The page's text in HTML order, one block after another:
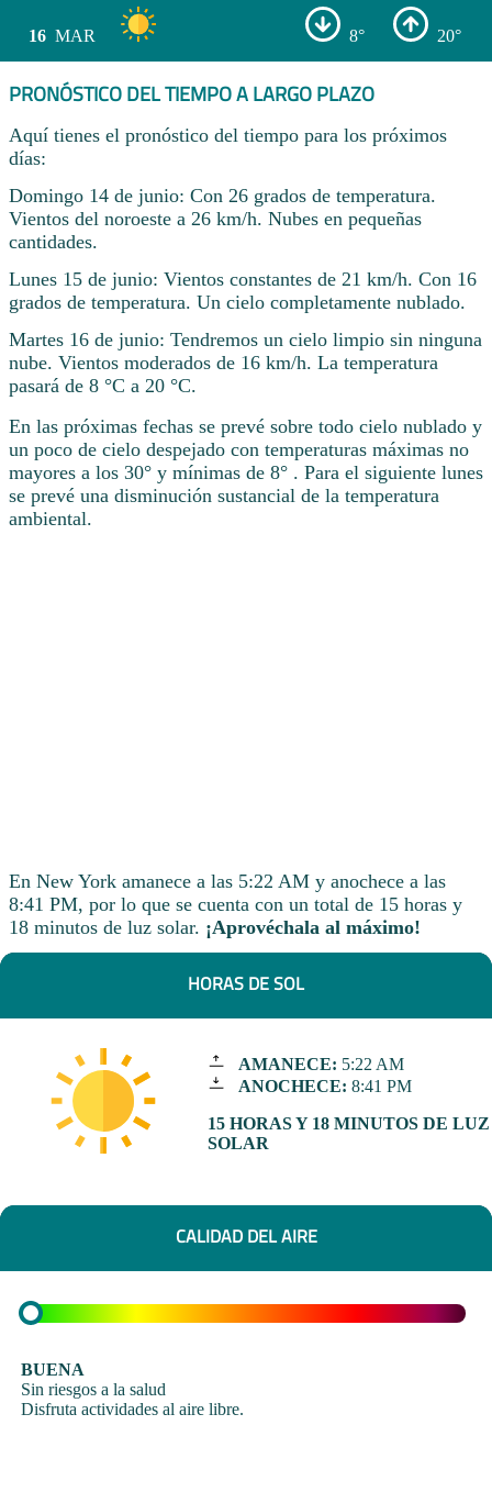
16 MAR 8° 20°
PRONÓSTICO DEL TIEMPO A LARGO PLAZO
Aquí tienes el pronóstico del tiempo para los próximos
días:
Domingo 14 de junio: Con 26 grados de temperatura.
Vientos del noroeste a 26 km/h. Nubes en pequeñas
cantidades.
Lunes 15 de junio: Vientos constantes de 21 km/h. Con 16
grados de temperatura. Un cielo completamente nublado.
Martes 16 de junio: Tendremos un cielo limpio sin ninguna
nube. Vientos moderados de 16 km/h. La temperatura
pasará de 8 °C a 20 °C.
En las próximas fechas se prevé sobre todo cielo nublado y
un poco de cielo despejado con temperaturas máximas no
mayores a los 30° y mínimas de 8° . Para el siguiente lunes
se prevé una disminución sustancial de la temperatura
ambiental.
En New York amanece a las 5:22 AM y anochece a las
8:41 PM, por lo que se cuenta con un total de 15 horas y
18 minutos de luz solar. ¡Aprovéchala al máximo!
HORAS DE SOL
AMANECE: 5:22 AM
ANOCHECE: 8:41 PM
15 HORAS Y 18 MINUTOS DE LUZ
SOLAR
CALIDAD DEL AIRE
BUENA
Sin riesgos a la salud
Disfruta actividades al aire libre.